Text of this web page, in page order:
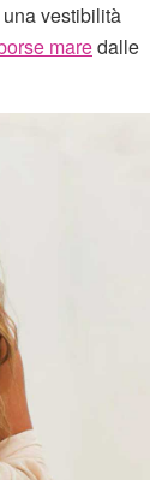
vestibilità
maredalle